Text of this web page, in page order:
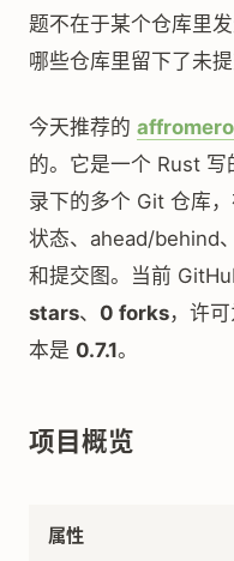
题不在于某个仓库里
哪些仓库里留下了未
今天推荐的
的。它是一个 Rust 写
录下的多个 Git 仓库
状态、ahead/behind
和提交图。当前
stars、 0 forks，许
本是 0.7.1。
项目概览
属性